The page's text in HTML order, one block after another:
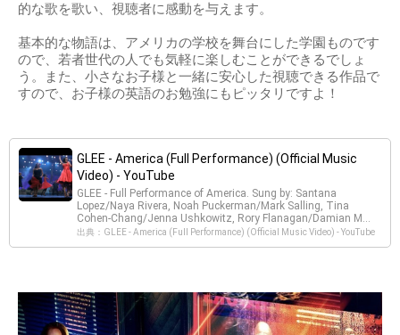
的な歌を歌い、視聴者に感動を与えます。
基本的な物語は、アメリカの学校を舞台にした学園ものです
ので、若者世代の人でも気軽に楽しむことができるでしょ
う。また、小さなお子様と一緒に安心した視聴できる作品で
すので、お子様の英語のお勉強にもピッタリですよ！
GLEE - America (Full Performance) (Official Music
Video) - YouTube
GLEE - Full Performance of America. Sung by: Santana
Lopez/Naya Rivera, Noah Puckerman/Mark Salling, Tina
Cohen-Chang/Jenna Ushkowitz, Rory Flanagan/Damian M...
出典：GLEE - America (Full Performance) (Official Music Video) - YouTube